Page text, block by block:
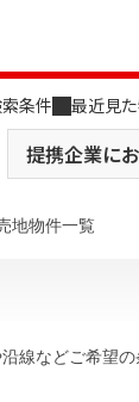
条件 最近見
提携企業に
地物件一覧
線などご希望